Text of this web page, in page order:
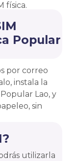
física.
Popular
por correo
instala la
Lao, y
sin
utilizarla